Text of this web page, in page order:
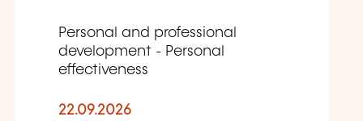
Personal and professional
development - Personal
effectiveness
22.09.2026